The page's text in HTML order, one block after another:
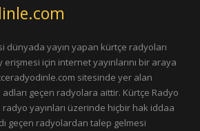
dünyada yayın yapan kürtçe radyoları
erişmesi için internet yayınlarını bir araya
sitesinde yer alan
adları geçen radyolara aittir. Kürtçe Radyo
yayınları üzerinde hiçbir hak iddaa
geçen radyolardan talep gelmesi